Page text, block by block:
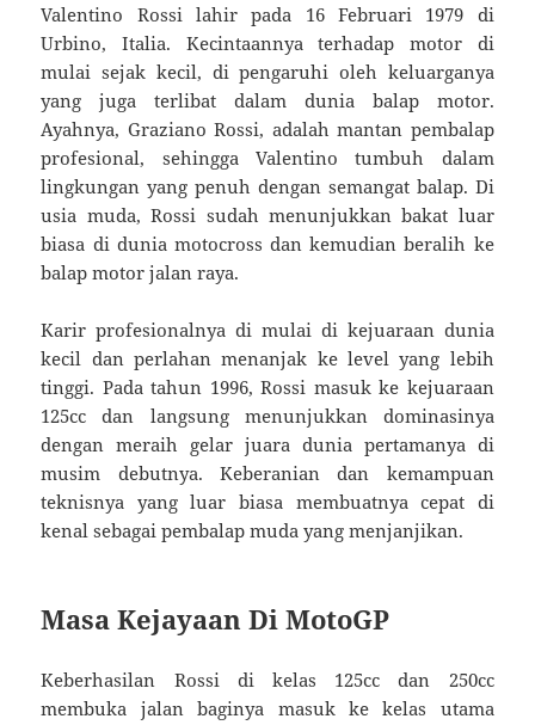
Valentino Rossi lahir pada 16 Februari 1979 di
Urbino, Italia. Kecintaannya terhadap motor di
mulai sejak kecil, di pengaruhi oleh keluarganya
yang juga terlibat dalam dunia balap motor.
Ayahnya, Graziano Rossi, adalah mantan pembalap
profesional, sehingga Valentino tumbuh dalam
lingkungan yang penuh dengan semangat balap. Di
usia muda, Rossi sudah menunjukkan bakat luar
biasa di dunia motocross dan kemudian beralih ke
balap motor jalan raya.
Karir profesionalnya di mulai di kejuaraan dunia
kecil dan perlahan menanjak ke level yang lebih
tinggi. Pada tahun 1996, Rossi masuk ke kejuaraan
125cc dan langsung menunjukkan dominasinya
dengan meraih gelar juara dunia pertamanya di
musim debutnya. Keberanian dan kemampuan
teknisnya yang luar biasa membuatnya cepat di
kenal sebagai pembalap muda yang menjanjikan.
Masa Kejayaan Di MotoGP
Keberhasilan Rossi di kelas 125cc dan 250cc
membuka jalan baginya masuk ke kelas utama